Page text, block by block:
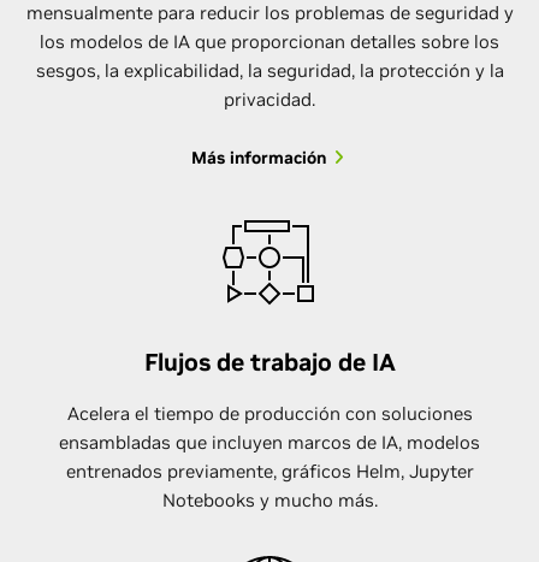
mensualmente para reducir los problemas de seguridad y
los modelos de IA que proporcionan detalles sobre los
sesgos, la explicabilidad, la seguridad, la protección y la
privacidad.
Más información
Flujos de trabajo de IA
Acelera el tiempo de producción con soluciones
ensambladas que incluyen marcos de IA, modelos
entrenados previamente, gráficos Helm, Jupyter
Notebooks y mucho más.